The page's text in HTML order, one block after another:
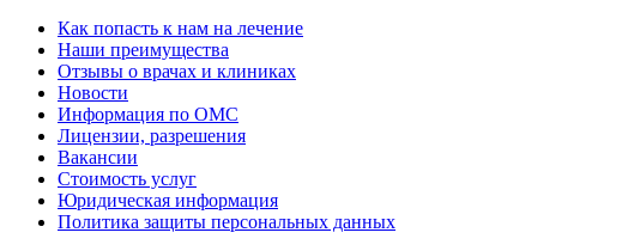
Как попасть к нам на лечение
Наши преимущества
Отзывы о врачах и клиниках
Новости
Информация по ОМС
Лицензии, разрешения
Вакансии
Стоимость услуг
Юридическая информация
Политика защиты персональных данных